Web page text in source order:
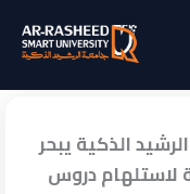
الذكية يبحر
لاستلهام دروس